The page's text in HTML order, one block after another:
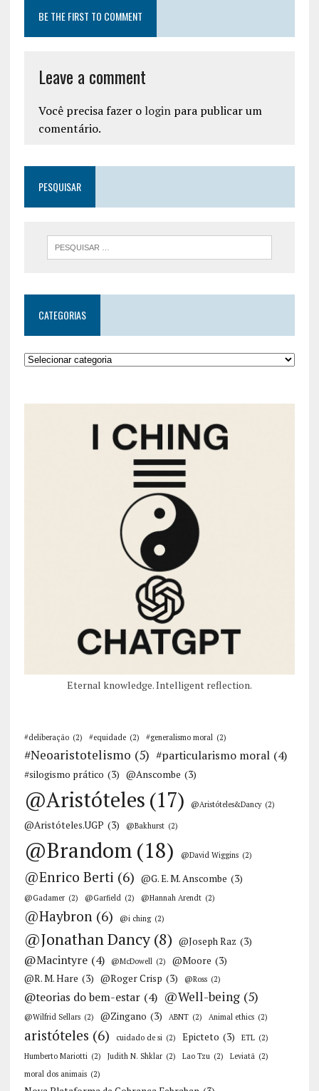
BE THE FIRST TO COMMENT
Leave a comment
Você precisa fazer o loginpara publicar um
comentário.
PESQUISAR
CATEGORIAS
Eternal knowledge. Intelligent reflection.
#deliberação (2) #equidade (2) #generalismo moral (2)
#Neoaristotelismo (5) #particularismo moral (4)
#silogismo prático (3) @Anscombe (3)
@Aristóteles (17) @Aristóteles&Dancy (2)
@Aristóteles.UGP (3) @Bakhurst (2)
@Brandom (18) @David Wiggins (2)
@Enrico Berti (6) @G. E. M. Anscombe (3)
@Gadamer (2) @Garfield (2) @Hannah Arendt (2)
@Haybron (6) @i ching (2)
@Jonathan Dancy (8) @Joseph Raz (3)
@Macintyre (4) @McDowell (2) @Moore (3)
@R. M. Hare (3) @Roger Crisp (3) @Ross (2)
@teorias do bem-estar (4) @Well-being (5)
@Wilfrid Sellars (2) @Zingano (3) ABNT (2) Animal ethics (2)
aristóteles (6) cuidado de si (2) Epicteto (3) ETL (2)
Humberto Mariotti (2) Judith N. Shklar (2) Lao Tzu (2) Leviatã (2)
moral dos animais (2)